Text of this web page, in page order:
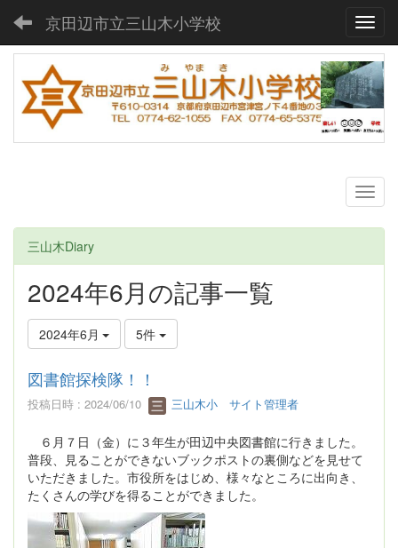
京田辺市立三山木小学校
三山木Diary
2024年6月の記事一覧
2024年6月 5件
図書館探検隊！！
投稿日時 : 2024/06/10 三山木小 サイト管理者
６月７日（金）に３年生が田辺中央図書館に行きました。
普段、見ることができないブックポストの裏側などを見せて
いただきました。市役所をはじめ、様々なところに出向き、
たくさんの学びを得ることができました。